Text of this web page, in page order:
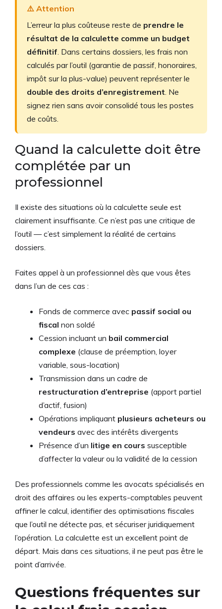
⚠️ Attention
L’erreur la plus coûteuse reste de prendre le
résultat de la calculette comme un budget
définitif . Dans certains dossiers, les frais non
calculés par l’outil (garantie de passif, honoraires,
impôt sur la plus-value) peuvent représenter le
double des droits d’enregistrement . Ne
signez rien sans avoir consolidé tous les postes
de coûts.
Quand la calculette doit être
complétée par un
professionnel
Il existe des situations où la calculette seule est
clairement insuffisante. Ce n’est pas une critique de
l’outil — c’est simplement la réalité de certains
dossiers.
Faites appel à un professionnel dès que vous êtes
dans l’un de ces cas :
Fonds de commerce avec passif social ou
fiscal non soldé
Cession incluant un bail commercial
complexe (clause de préemption, loyer
variable, sous-location)
Transmission dans un cadre de
restructuration d’entreprise (apport partiel
d’actif, fusion)
Opérations impliquant plusieurs acheteurs ou
vendeurs avec des intérêts divergents
Présence d’un litige en cours susceptible
d’affecter la valeur ou la validité de la cession
Des professionnels comme les avocats spécialisés en
droit des affaires ou les experts-comptables peuvent
affiner le calcul, identifier des optimisations fiscales
que l’outil ne détecte pas, et sécuriser juridiquement
l’opération. La calculette est un excellent point de
départ. Mais dans ces situations, il ne peut pas être le
point d’arrivée.
Questions fréquentes sur